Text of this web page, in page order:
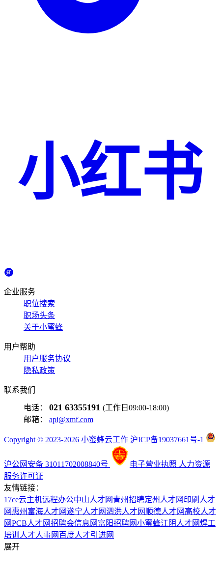
小红书
企业服务
职位搜索
职场头条
关于小蜜蜂
用户帮助
用户服务协议
隐私政策
联系我们
电话： 021 63355191 (工作日09:00-18:00)
邮箱： api@xmf.com
Copyright © 2023-2026 小蜜蜂云工作 沪ICP备19037661号-1
沪公网安备 31011702008840号 电子营业执照 人力资源
服务许可证
友情链接：
17ce云主机远程办公中山人才网 青州招聘定州人才网 印刷人才
网 惠州富海人才网遂宁人才网泗洪人才网 顺德人才网 高校人才
网PCB人才网招聘会信息网 富阳招聘网小蜜蜂江阴人才网焊工
培训 人才人事网 百度人才引进网
展开